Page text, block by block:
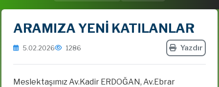
ARAMIZA YENİ KATILANLAR
5.02.2026 1286 Yazdır
Meslektaşımız Av.Kadir ERDOĞAN, Av.Ebrar